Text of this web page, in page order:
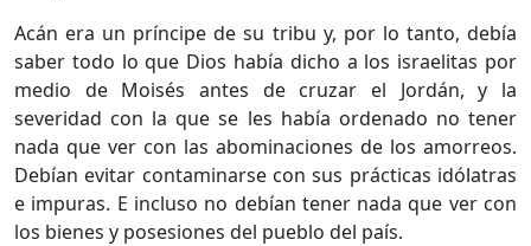
Acán era un príncipe de su tribu y, por lo tanto, debía
saber todo lo que Dios había dicho a los israelitas por
medio de Moisés antes de cruzar el Jordán, y la
severidad con la que se les había ordenado no tener
nada que ver con las abominaciones de los amorreos.
Debían evitar contaminarse con sus prácticas idólatras
e impuras. E incluso no debían tener nada que ver con
los bienes y posesiones del pueblo del país.